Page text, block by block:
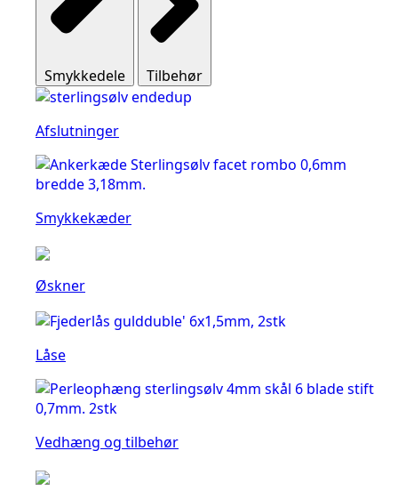
Smykkedele Tilbehør
Afslutninger
Smykkekæder
Øskner
Låse
Vedhæng og tilbehør